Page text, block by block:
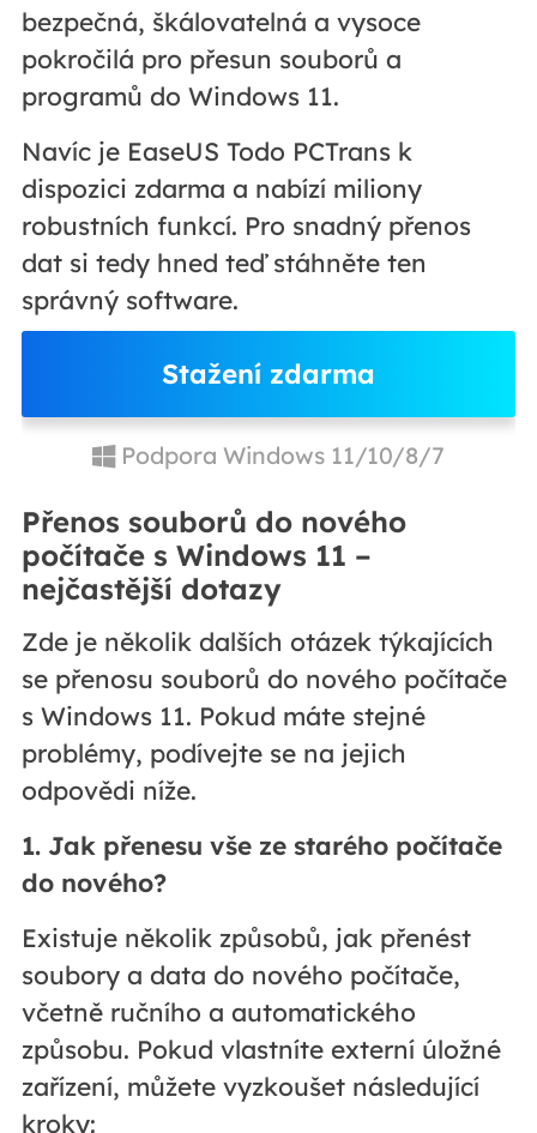
bezpečná, škálovatelná a vysoce
pokročilá pro přesun souborů a
programů do Windows 11.
Navíc je EaseUS Todo PCTrans k
dispozici zdarma a nabízí miliony
robustních funkcí. Pro snadný přenos
dat si tedy hned teď stáhněte ten
správný software.
Stažení zdarma
Podpora Windows 11/10/8/7
Přenos souborů do nového
počítače s Windows 11 –
nejčastější dotazy
Zde je několik dalších otázek týkajících
se přenosu souborů do nového počítače
s Windows 11. Pokud máte stejné
problémy, podívejte se na jejich
odpovědi níže.
1. Jak přenesu vše ze starého počítače
do nového?
Existuje několik způsobů, jak přenést
soubory a data do nového počítače,
včetně ručního a automatického
způsobu. Pokud vlastníte externí úložné
zařízení, můžete vyzkoušet následující
kroky: